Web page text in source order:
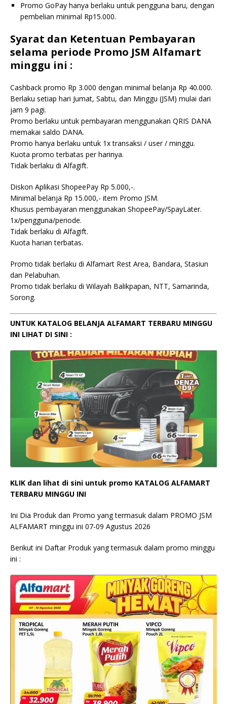
Promo GoPay hanya berlaku untuk pengguna baru, dengan
pembelian minimal Rp15.000.
Syarat dan Ketentuan Pembayaran
selama periode Promo JSM Alfamart
minggu ini :
Cashback promo Rp 3.000 dengan minimal belanja Rp 40.000.
Berlaku setiap hari Jumat, Sabtu, dan Minggu (JSM) mulai dari
jam 9 pagi.
Promo berlaku untuk pembayaran menggunakan QRIS DANA
memakai saldo DANA.
Promo hanya berlaku untuk 1x transaksi / user / minggu.
Kuota promo terbatas per harinya.
Tidak berlaku di Alfagift.
Diskon Aplikasi ShopeePay Rp 5.000,-.
Minimal belanja Rp 15.000,- item Promo JSM.
Khusus pembayaran menggunakan ShopeePay/SpayLater.
1x/pengguna/periode.
Tidak berlaku di Alfagift.
Kuota harian terbatas.
Promo tidak berlaku di Alfamart Rest Area, Bandara, Stasiun
dan Pelabuhan.
Promo tidak berlaku di Wilayah Balikpapan, NTT, Samarinda,
Sorong.
UNTUK KATALOG BELANJA ALFAMART TERBARU MINGGU
INI LIHAT DI SINI :
KLIK dan lihat di sini untuk promo KATALOG ALFAMART
TERBARU MINGGU INI
Ini Dia Produk dan Promo yang termasuk dalam PROMO JSM
ALFAMART minggu ini 07-09 Agustus 2026
Berikut ini Daftar Produk yang termasuk dalam promo minggu
ini :